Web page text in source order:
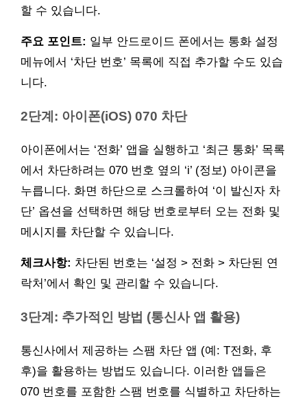
할 수 있습니다.
주요 포인트: 일부 안드로이드 폰에서는 통화 설정
메뉴에서 ‘차단 번호’ 목록에 직접 추가할 수도 있습
니다.
2단계: 아이폰(iOS) 070 차단
아이폰에서는 ‘전화’ 앱을 실행하고 ‘최근 통화’ 목록
에서 차단하려는 070 번호 옆의 ‘i’ (정보) 아이콘을
누릅니다. 화면 하단으로 스크롤하여 ‘이 발신자 차
단’ 옵션을 선택하면 해당 번호로부터 오는 전화 및
메시지를 차단할 수 있습니다.
체크사항: 차단된 번호는 ‘설정 > 전화 > 차단된 연
락처’에서 확인 및 관리할 수 있습니다.
3단계: 추가적인 방법 (통신사 앱 활용)
통신사에서 제공하는 스팸 차단 앱 (예: T전화, 후
후)을 활용하는 방법도 있습니다. 이러한 앱들은
070 번호를 포함한 스팸 번호를 식별하고 차단하는